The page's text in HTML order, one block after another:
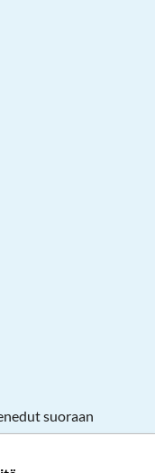
suoraan